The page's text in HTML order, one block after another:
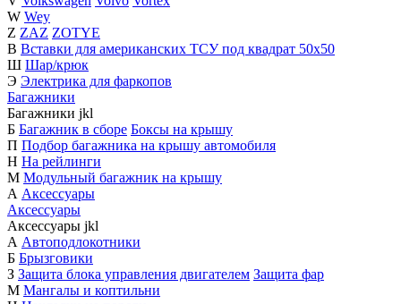
W Wey
Z ZAZ ZOTYE
В Вставки для американских ТСУ под квадрат 50х50
Ш Шар/крюк
Э Электрика для фаркопов
Багажники
Багажники jkl
Б Багажник в сборе Боксы на крышу
П Подбор багажника на крышу автомобиля
Н На рейлинги
М Модульный багажник на крышу
А Аксессуары
Аксессуары
Аксессуары jkl
А Автоподлокотники
Б Брызговики
З Защита блока управления двигателем Защита фар
М Мангалы и коптильни